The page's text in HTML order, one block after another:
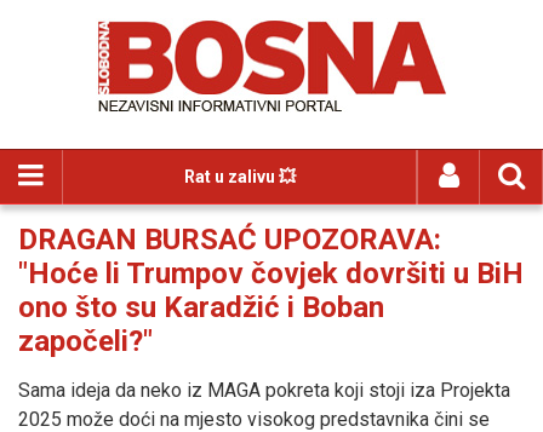
Rat u zalivu 💥
DRAGAN BURSAĆ UPOZORAVA:
"Hoće li Trumpov čovjek dovršiti u BiH
ono što su Karadžić i Boban
započeli?"
Sama ideja da neko iz MAGA pokreta koji stoji iza Projekta
2025 može doći na mjesto visokog predstavnika čini se